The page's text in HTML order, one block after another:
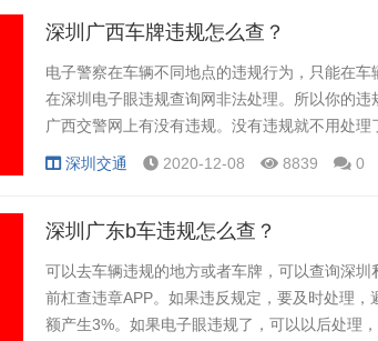
深圳广西车牌违规怎么查？
电子警察在车辆不同地点的违规行为，只能在
在深圳电子眼违规查询网非法处理。所以你的
广西交警网上有没有违规。没有违规就不用处
接入互联网。我在陕西的车在广州和深圳都有违
深圳交通 2020-12-08 8839 0
深圳广东b车违规怎么查？
可以去车辆违规的地方或者车牌，可以查询深
前杠查违章APP。如果违反规定，要及时处理
额产生3%。如果电子眼违规了，可以以后处理